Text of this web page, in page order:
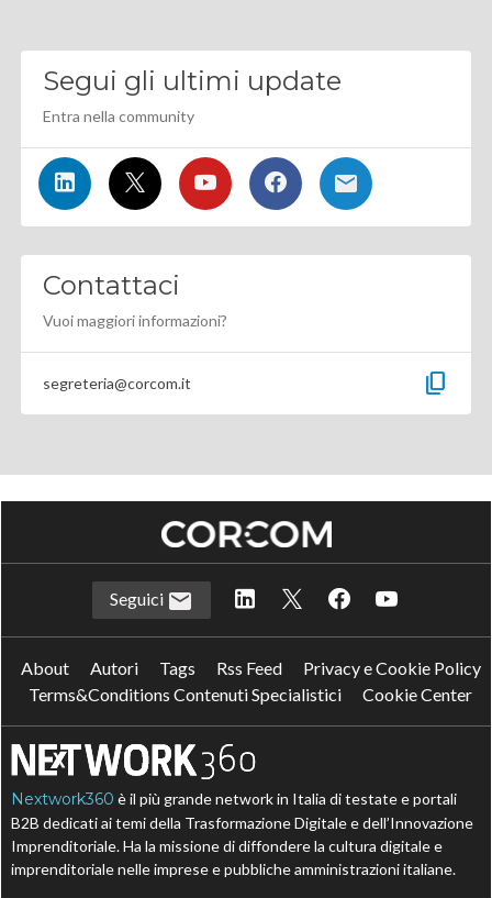
Segui gli ultimi update
Entra nella community
Contattaci
Vuoi maggiori informazioni?
segreteria@corcom.it content_copy
Seguici
About Autori Tags Rss Feed
Privacy e Cookie Policy
Terms&Conditions Contenuti Specialistici
Cookie Center
Nextwork360 è il più grande network in Italia di testate e portali
B2B dedicati ai temi della Trasformazione Digitale e dell’Innovazione
Imprenditoriale. Ha la missione di diffondere la cultura digitale e
imprenditoriale nelle imprese e pubbliche amministrazioni italiane.